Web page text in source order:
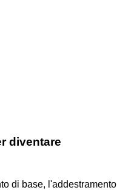
diventare
di base, l'addestramento